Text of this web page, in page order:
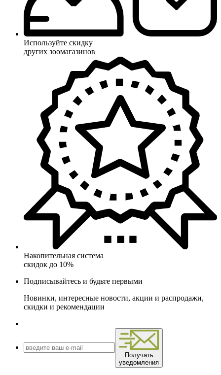
Используйте скидку
других зоомагазинов
Накопительная система
скидок до 10%
Подписывайтесь и будьте первыми
Новинки, интересные новости, акции и распродажи,
скидки и рекомендации
Получать
уведомления